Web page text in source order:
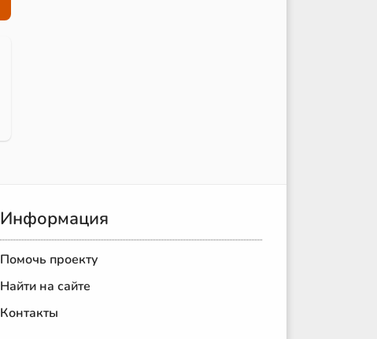
Информация
Помочь проекту
Найти на сайте
Контакты